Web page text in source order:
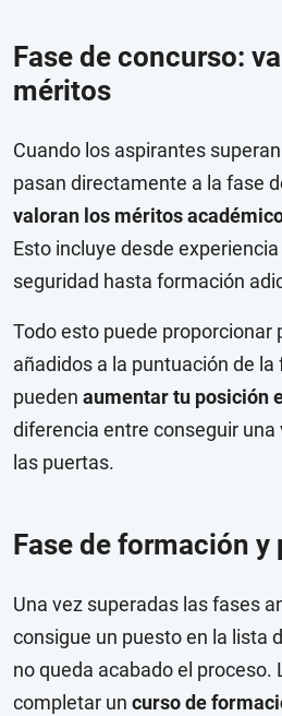
Fase de concurso:
méritos
Cuando los aspirantes
pasan directamente a la fase
valoran los méritos
Esto incluye desde
seguridad hasta formación
Todo esto puede proporcionar
añadidos a la puntuación de la
pueden aumentar tu posición
diferencia entre conseguir
las puertas.
Fase de formación y
Una vez superadas las fases
consigue un puesto en la lista
no queda acabado el proceso.
completar un curso de